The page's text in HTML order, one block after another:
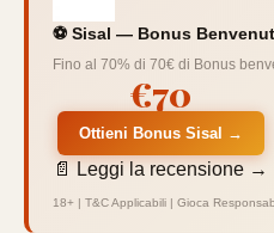
⚽ Sisal — Bonus
Fino al 70% di 70€ di Bonus
€70
Ottieni Bonus Sisal →
📄 Leggi la recensione →
18+ | T&C Applicabili | Gioca